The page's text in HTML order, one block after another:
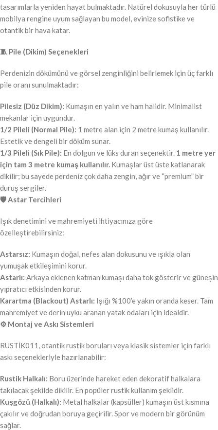
tasarımlarla yeniden hayat bulmaktadır. Natürel dokusuyla her türlü
mobilya rengine uyum sağlayan bu model, evinize sofistike ve
otantik bir hava katar.
🧵 Pile (Dikim) Seçenekleri
Perdenizin dökümünü ve görsel zenginliğini belirlemek için üç farklı
pile oranı sunulmaktadır:
Pilesiz (Düz Dikim): Kumaşın en yalın ve ham halidir. Minimalist
mekanlar için uygundur.
1/2 Pileli (Normal Pile): 1 metre alan için 2 metre kumaş kullanılır.
Estetik ve dengeli bir döküm sunar.
1/3 Pileli (Sık Pile): En dolgun ve lüks duran seçenektir. 1 metre yer
için tam 3 metre kumaş kullanılır. Kumaşlar üst üste katlanarak
dikilir; bu sayede perdeniz çok daha zengin, ağır ve “premium” bir
duruş sergiler.
🛡️ Astar Tercihleri
Işık denetimini ve mahremiyeti ihtiyacınıza göre
özelleştirebilirsiniz:
Astarsız: Kumaşın doğal, nefes alan dokusunu ve ışıkla olan
yumuşak etkileşimini korur.
Astarlı: Arkaya eklenen katman kumaşı daha tok gösterir ve güneşin
yıpratıcı etkisinden korur.
Karartma (Blackout) Astarlı: Işığı %100’e yakın oranda keser. Tam
mahremiyet ve derin uyku aranan yatak odaları için idealdir.
⚙️ Montaj ve Askı Sistemleri
RUSTİK011, otantik rustik boruları veya klasik sistemler için farklı
askı seçenekleriyle hazırlanabilir:
Rustik Halkalı: Boru üzerinde hareket eden dekoratif halkalara
takılacak şekilde dikilir. En popüler rustik kullanım şeklidir.
Kuşgözü (Halkalı): Metal halkalar (kapsüller) kumaşın üst kısmına
çakılır ve doğrudan boruya geçirilir. Spor ve modern bir görünüm
sağlar.